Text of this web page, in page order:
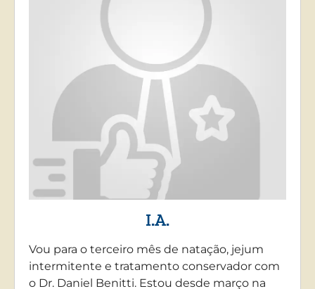
I.A.
Vou para o terceiro mês de natação, jejum
intermitente e tratamento conservador com
o Dr. Daniel Benitti. Estou desde março na